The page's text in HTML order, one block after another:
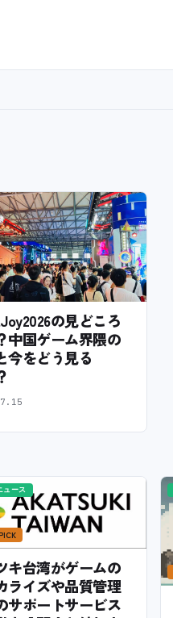
の見どころ
中国ゲーム界隈の
今をどう見る
ュース
キ台湾がゲームの
ライズや品質管理
サポートサービス